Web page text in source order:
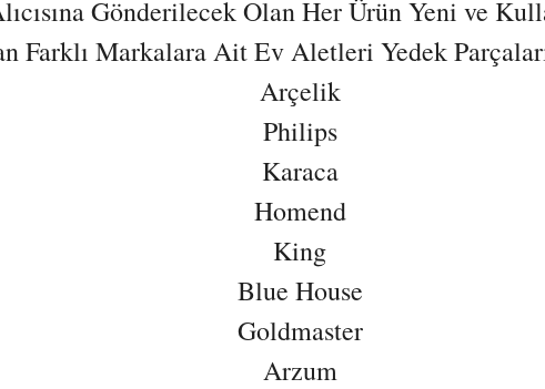
Gönderilecek Olan Her Ürün Yeni ve
Farklı Markalara Ait Ev Aletleri Yedek
Arçelik
Philips
Karaca
Homend
King
Blue House
Goldmaster
Arzum